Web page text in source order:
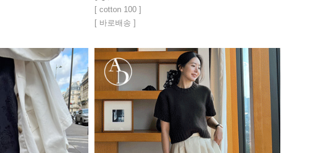
[ cotton 100 ]
[ 바로배송 ]